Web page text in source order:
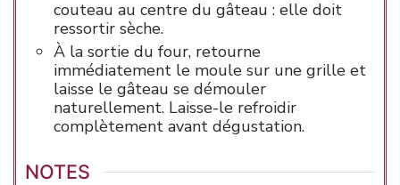
couteau au centre du gâteau : elle doit
ressortir sèche.
À la sortie du four, retourne
immédiatement le moule sur une grille et
laisse le gâteau se démouler
naturellement. Laisse-le refroidir
complètement avant dégustation.
NOTES